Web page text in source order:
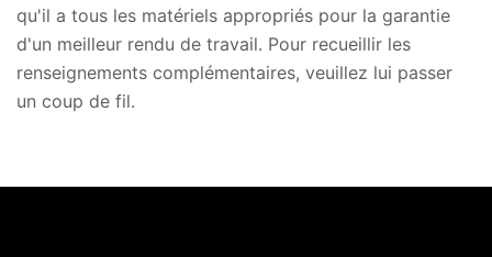
qu'il a tous les matériels appropriés pour la garantie
d'un meilleur rendu de travail. Pour recueillir les
renseignements complémentaires, veuillez lui passer
un coup de fil.